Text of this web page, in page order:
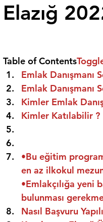
Elazığ
Table of Contents
Emlak Danışmanı
Emlak Danışmanı
Kimler Emlak
Kimler Katılabilir ?
•Bu eğitim
en az ilkokul
•Emlakçılığa
bulunması
Nasıl Başvuru